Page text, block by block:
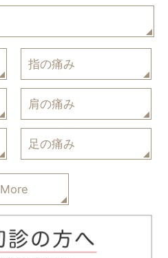
指の痛み
肩の痛み
足の痛み
More